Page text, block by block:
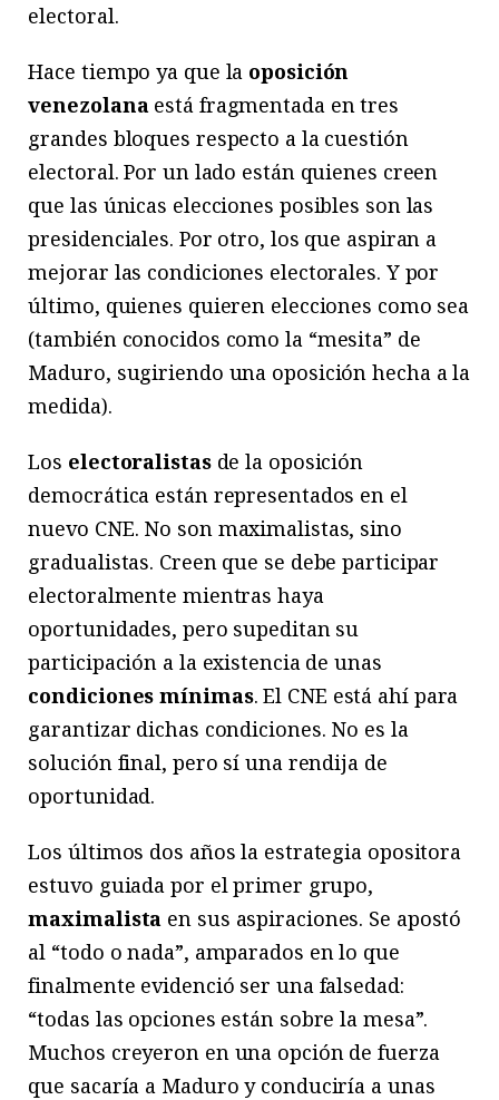
electoral.
Hace tiempo ya que la oposición
venezolana está fragmentada en tres
grandes bloques respecto a la cuestión
electoral. Por un lado están quienes creen
que las únicas elecciones posibles son las
presidenciales. Por otro, los que aspiran a
mejorar las condiciones electorales. Y por
último, quienes quieren elecciones como sea
(también conocidos como la “mesita” de
Maduro, sugiriendo una oposición hecha a la
medida).
Los electoralistasde la oposición
democrática están representados en el
nuevo CNE. No son maximalistas, sino
gradualistas. Creen que se debe participar
electoralmente mientras haya
oportunidades, pero supeditan su
participación a la existencia de unas
condiciones mínimas. El CNE está ahí para
garantizar dichas condiciones. No es la
solución final, pero sí una rendija de
oportunidad.
Los últimos dos años la estrategia opositora
estuvo guiada por el primer grupo,
maximalista en sus aspiraciones. Se apostó
al “todo o nada”, amparados en lo que
finalmente evidenció ser una falsedad:
“todas las opciones están sobre la mesa”.
Muchos creyeron en una opción de fuerza
que sacaría a Maduro y conduciría a unas